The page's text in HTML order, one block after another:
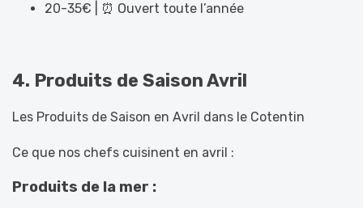
20-35€ | ⏰ Ouvert toute l’année
4. Produits de Saison Avril
Les Produits de Saison en Avril dans le Cotentin
Ce que nos chefs cuisinent en avril :
Produits de la mer :